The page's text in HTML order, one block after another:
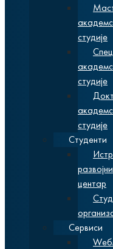
студије
студије
студије
Студенти
развојни
центар
Сервиси